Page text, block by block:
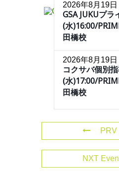
2026年8月19日
GSA JUKUプラ
(水)16:00/
田橋校
2026年8月19日
コクサバ個別
(水)17:00/
田橋校
PRV
NXT